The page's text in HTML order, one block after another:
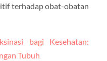
terhadap obat-obatan
bagi Kesehatan:
Tubuh